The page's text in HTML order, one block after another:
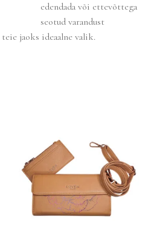
edendada või ettevõttega
seotud varandust
teie jaoks ideaalne valik.